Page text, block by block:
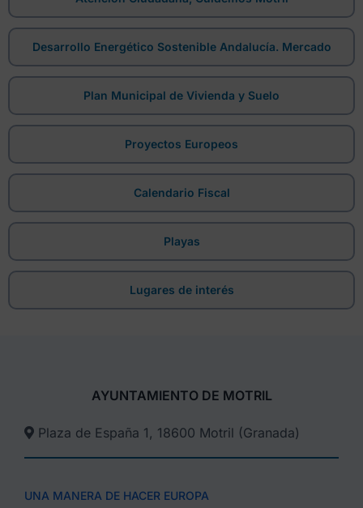
Desarrollo Energético Sostenible Andalucía. Mercado
Plan Municipal de Vivienda y Suelo
Proyectos Europeos
Calendario Fiscal
Playas
Lugares de interés
AYUNTAMIENTO DE MOTRIL
Plaza de España 1, 18600 Motril (Granada)​
UNA MANERA DE HACER EUROPA